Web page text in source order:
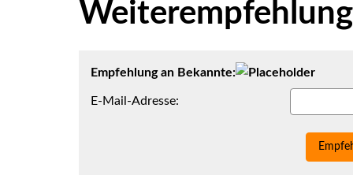
Empfehlung an Bekannte:
E-Mail-Adresse: